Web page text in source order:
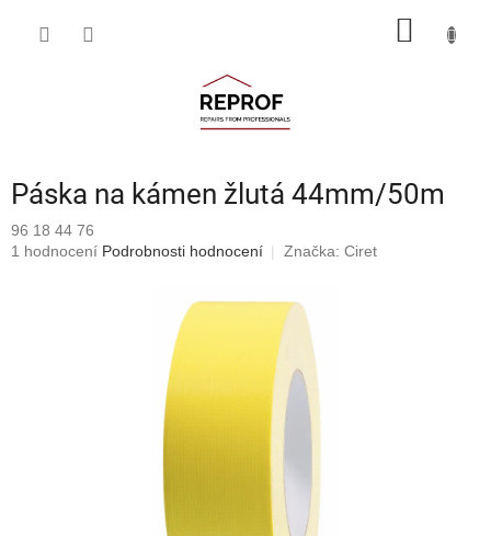
Páska na kámen žlutá 44mm/50m
96 18 44 76
Průměrné
1 hodnocení Podrobnosti hodnocení Značka: Ciret